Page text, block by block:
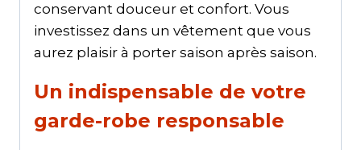
conservant douceur et confort. Vous
investissez dans un vêtement que vous
aurez plaisir à porter saison après saison.
Un indispensable de votre
garde-robe responsable